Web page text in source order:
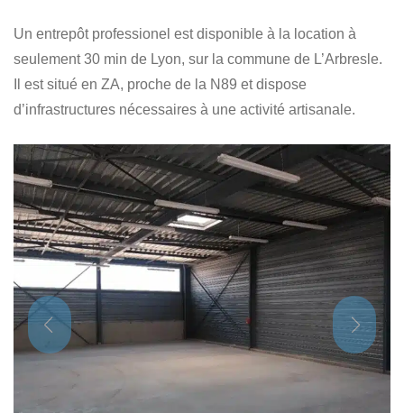
Un entrepôt professionel est disponible à la location à
seulement 30 min de Lyon, sur la commune de L’Arbresle.
Il est situé en ZA, proche de la N89 et dispose
d’infrastructures nécessaires à une activité artisanale.